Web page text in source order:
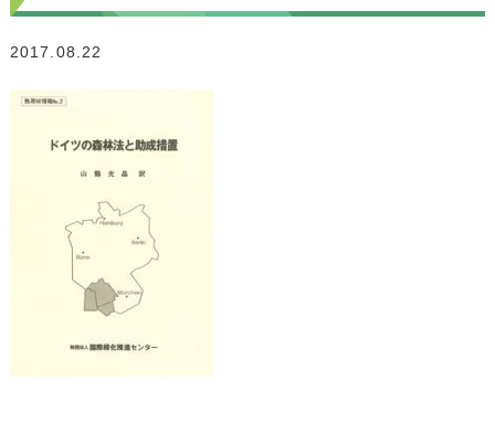
2017.08.22